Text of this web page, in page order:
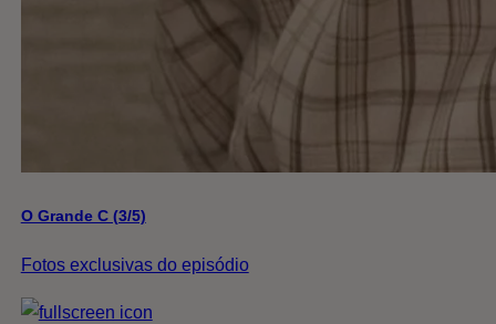
O Grande C (3/5)
Fotos exclusivas do episódio